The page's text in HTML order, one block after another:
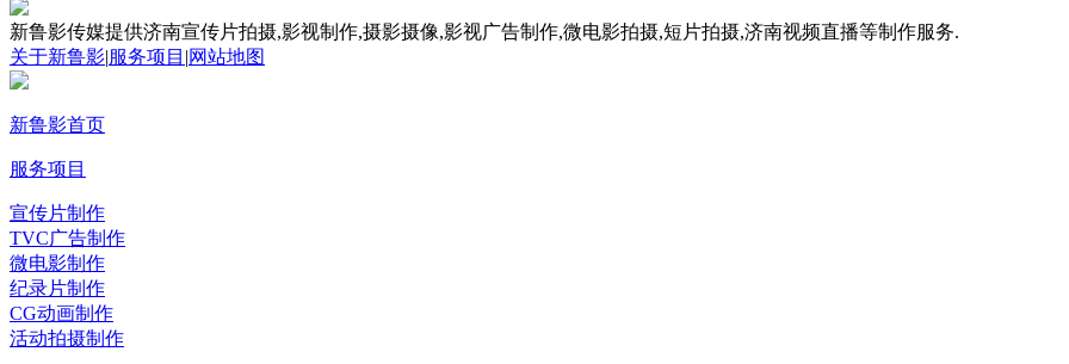
新鲁影传媒提供济南宣传片拍摄,影视制作,摄影摄像,影视广告制作,微电影拍摄,短片拍摄,济南视频直播等制作服务.
关于新鲁影|服务项目 |网站地图
新鲁影首页
服务项目
宣传片制作
TVC广告制作
微电影制作
纪录片制作
CG动画制作
活动拍摄制作